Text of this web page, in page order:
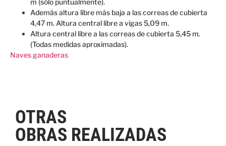
m (sólo puntualmente).
Además altura libre más baja a las correas de cubierta
4,47 m. Altura central libre a vigas 5,09 m.
Altura central libre a las correas de cubierta 5,45 m.
(Todas medidas aproximadas).
Naves ganaderas
OTRAS
OBRAS REALIZADAS